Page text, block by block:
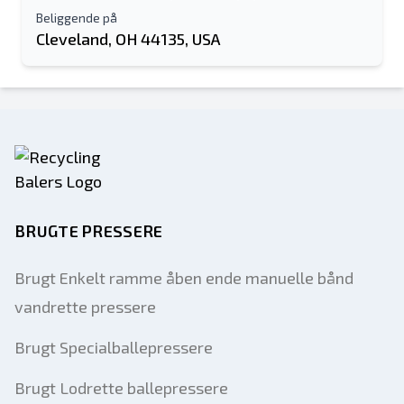
Beliggende på
Cleveland, OH 44135, USA
BRUGTE PRESSERE
Brugt Enkelt ramme åben ende manuelle bånd
vandrette pressere
Brugt Specialballepressere
Brugt Lodrette ballepressere